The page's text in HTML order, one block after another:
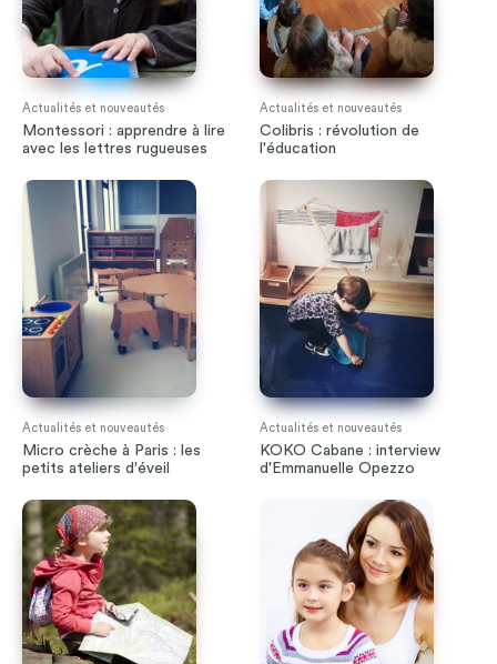
Actualités et nouveautés
Montessori : apprendre à lire
avec les lettres rugueuses
Actualités et nouveautés
Colibris : révolution de
l'éducation
Actualités et nouveautés
Micro crèche à Paris : les
petits ateliers d'éveil
Actualités et nouveautés
KOKO Cabane : interview
d'Emmanuelle Opezzo